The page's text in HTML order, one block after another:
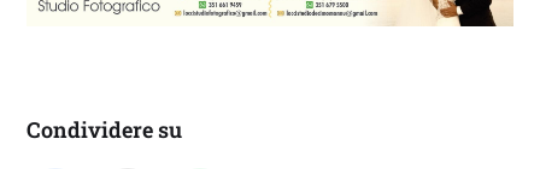
Condividere su